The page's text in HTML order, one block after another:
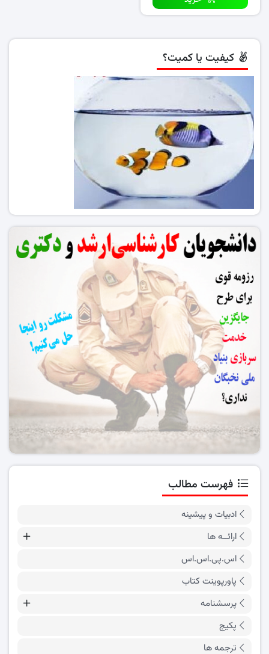
کیفیت یا کمیت؟
فهرست مطالب
ادبیات و پیشینه
ارائــه ها
اس.پی.اس.اس
پاورپوینت کتاب
پرسشنامه
پکیج
ترجمه ها